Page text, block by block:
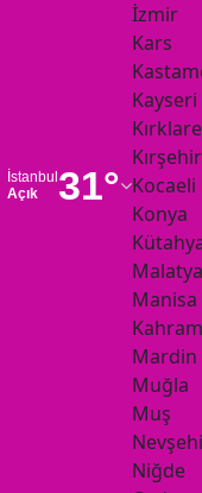
İstanbul
Açık
31°
İzmir
Kars
Kayseri
Kırşehir
Kocaeli
Konya
Malatya
Manisa
Mardin
Muğla
Muş
Niğde